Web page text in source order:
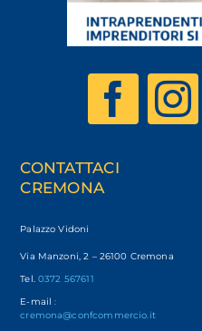
CONTATTACI
CREMONA
Palazzo Vidoni
Via Manzoni, 2 – 26100 Cremona
Tel. 0372 567611
E-mail:
cremona@confcommercio.it